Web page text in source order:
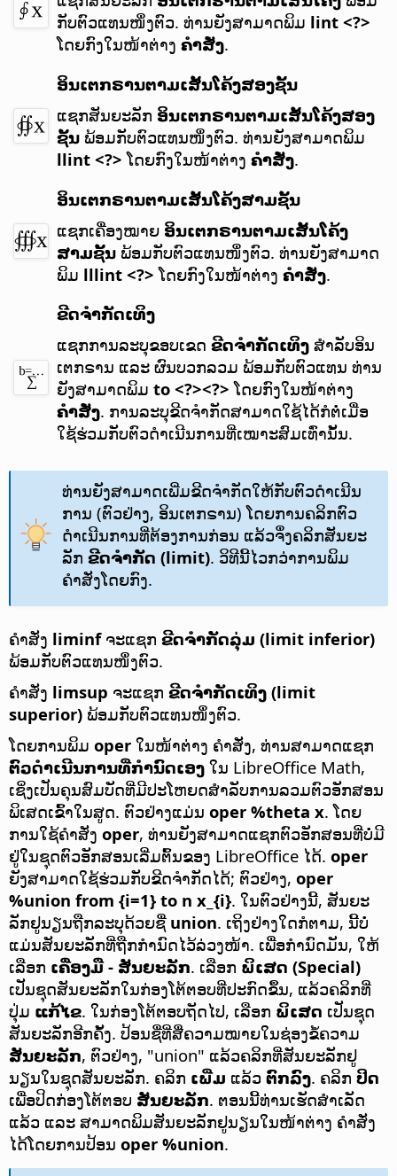
ກັບຕົວແທນໜຶ່ງຕົວ. ທ່ານຍັງສາມາດພິມ lint <?>
ໂດຍກົງໃນໜ້າຕ່າງຄຳສັ່ງ.
ອິນເຕກຣານຕາມເສັ້ນໂຄ້ງສອງຊັ້ນ
ແຊກສັນຍະລັກ ອິນເຕກຣານຕາມເສັ້ນໂຄ້ງສອງ
ຊັ້ນ ພ້ອມກັບຕົວແທນໜຶ່ງຕົວ. ທ່ານຍັງສາມາດພິມ
llint <?> ໂດຍກົງໃນໜ້າຕ່າງຄຳສັ່ງ.
ອິນເຕກຣານຕາມເສັ້ນໂຄ້ງສາມຊັ້ນ
ແຊກເຄື່ອງໝາຍ ອິນເຕກຣານຕາມເສັ້ນໂຄ້ງ
ສາມຊັ້ນ ພ້ອມກັບຕົວແທນໜຶ່ງຕົວ. ທ່ານຍັງສາມາດ
ພິມ lllint <?> ໂດຍກົງໃນໜ້າຕ່າງຄຳສັ່ງ.
ຂີດຈຳກັດເທິງ
ແຊກການລະບຸຂອບເຂດຂີດຈຳກັດເທິງ ສຳລັບອິນ
ເຕກຣານ ແລະ ຜົນບວກລວມ ພ້ອມກັບຕົວແທນ ທ່ານ
ຍັງສາມາດພິມto <?><?> ໂດຍກົງໃນໜ້າຕ່າງ
ຄຳສັ່ງ. ການລະບຸຂີດຈຳກັດສາມາດໃຊ້ໄດ້ກໍຕໍ່ເມື່ອ
ໃຊ້ຮ່ວມກັບຕົວດຳເນີນການທີ່ເໝາະສົມເທົ່ານັ້ນ.
ທ່ານຍັງສາມາດເພີ່ມຂີດຈຳກັດໃຫ້ກັບຕົວດຳເນີນ
ການ (ຕົວຢ່າງ, ອິນເຕກຣານ) ໂດຍການຄລິກຕົວ
ດຳເນີນການທີ່ຕ້ອງການກ່ອນ ແລ້ວຈຶ່ງຄລິກສັນຍະ
ລັກ ຂີດຈຳກັດ (limit). ວິທີນີ້ໄວກວ່າການພິມ
ຄຳສັ່ງໂດຍກົງ.
ຄຳສັ່ງ liminfຈະແຊກ ຂີດຈຳກັດລຸ່ມ (limit inferior)
ພ້ອມກັບຕົວແທນໜຶ່ງຕົວ.
ຄຳສັ່ງ limsup ຈະແຊກ ຂີດຈຳກັດເທິງ (limit
superior) ພ້ອມກັບຕົວແທນໜຶ່ງຕົວ.
ໂດຍການພິມ oper ໃນໜ້າຕ່າງ ຄຳສັ່ງ, ທ່ານສາມາດແຊກ
ຕົວດຳເນີນການທີ່ກຳນົດເອງ ໃນ LibreOffice Math,
ເຊິ່ງເປັນຄຸນສົມບັດທີ່ມີປະໂຫຍດສຳລັບການລວມຕົວອັກສອນ
ພິເສດເຂົ້າໃນສູດ. ຕົວຢ່າງແມ່ນ oper %theta x. ໂດຍ
ການໃຊ້ຄຳສັ່ງ oper, ທ່ານຍັງສາມາດແຊກຕົວອັກສອນທີ່ບໍ່ມີ
ຢູ່ໃນຊຸດຕົວອັກສອນເລີ່ມຕົ້ນຂອງ LibreOffice ໄດ້. oper
ຍັງສາມາດໃຊ້ຮ່ວມກັບຂີດຈຳກັດໄດ້; ຕົວຢ່າງ, oper
%union from {i=1} to n x_{i}. ໃນຕົວຢ່າງນີ້, ສັນຍະ
ລັກຢູນຽນຖືກລະບຸດ້ວຍຊື່ union. ເຖິງຢ່າງໃດກໍຕາມ, ນີ້ບໍ່
ແມ່ນສັນຍະລັກທີ່ຖືກກຳນົດໄວ້ລ່ວງໜ້າ. ເພື່ອກຳນົດມັນ, ໃຫ້
ເລືອກ ເຄື່ອງມື - ສັນຍະລັກ. ເລືອກ ພິເສດ (Special)
ເປັນຊຸດສັນຍະລັກໃນກ່ອງໂຕ້ຕອບທີ່ປະກົດຂຶ້ນ, ແລ້ວຄລິກທີ່
ປຸ່ມ ແກ້ໄຂ. ໃນກ່ອງໂຕ້ຕອບຖັດໄປ, ເລືອກ ພິເສດ ເປັນຊຸດ
ສັນຍະລັກອີກຄັ້ງ. ປ້ອນຊື່ທີ່ສື່ຄວາມໝາຍໃນຊ່ອງຂໍ້ຄວາມ
ສັນຍະລັກ, ຕົວຢ່າງ, "union" ແລ້ວຄລິກທີ່ສັນຍະລັກຢູ
ນຽນໃນຊຸດສັນຍະລັກ. ຄລິກ ເພີ່ມ ແລ້ວ ຕົກລົງ. ຄລິກ ປິດ
ເພື່ອປິດກ່ອງໂຕ້ຕອບ ສັນຍະລັກ. ຕອນນີ້ທ່ານເຮັດສຳເລັດ
ແລ້ວ ແລະ ສາມາດພິມສັນຍະລັກຢູນຽນໃນໜ້າຕ່າງ ຄຳສັ່ງ
ໄດ້ໂດຍການປ້ອນ oper %union.